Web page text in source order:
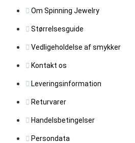
Om Spinning Jewelry
Størrelsesguide
Vedligeholdelse af smykker
Kontakt os
Leveringsinformation
Returvarer
Handelsbetingelser
Persondata